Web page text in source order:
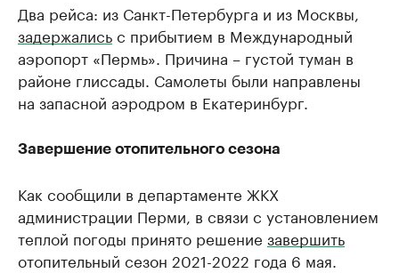
Два рейса: из Санкт-Петербурга и из Москвы,
задержалисьс прибытием в Международный
аэропорт «Пермь». Причина – густой туман в
районе глиссады. Самолеты были направлены
на запасной аэродром в Екатеринбург.
Завершение отопительного сезона
Как сообщили в департаменте ЖКХ
администрации Перми, в связи с установлением
теплой погоды принято решение завершить
отопительный сезон 2021-2022 года 6 мая.